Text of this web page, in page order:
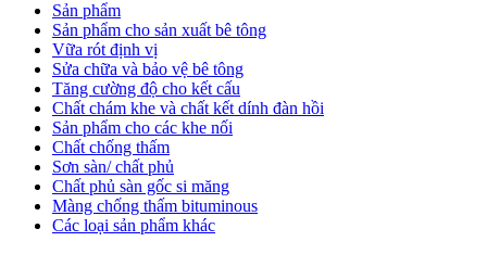
Sản phẩm
Sản phẩm cho sản xuất bê tông
Vữa rót định vị
Sửa chữa và bảo vệ bê tông
Tăng cường độ cho kết cấu
Chất chám khe và chất kết dính đàn hồi
Sản phẩm cho các khe nối
Chất chống thấm
Sơn sàn/ chất phủ
Chất phủ sàn gốc si măng
Màng chống thấm bituminous
Các loại sản phẩm khác